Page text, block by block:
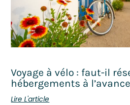
Voyage à vélo : faut-il
hébergements à
Lire L'article